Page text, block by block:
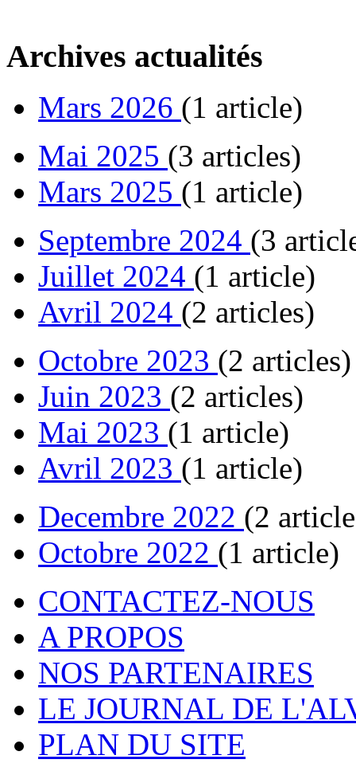
Archives actualités
Mars 2026 (1 article)
Mai 2025 (3 articles)
Mars 2025 (1 article)
Septembre 2024 (3
Juillet 2024 (1 article)
Avril 2024 (2 articles)
Octobre 2023 (2 articles)
Juin 2023 (2 articles)
Mai 2023 (1 article)
Avril 2023 (1 article)
Decembre 2022 (2
Octobre 2022 (1 article)
CONTACTEZ-NOUS
A PROPOS
NOS PARTENAIRES
LE JOURNAL DE
PLAN DU SITE